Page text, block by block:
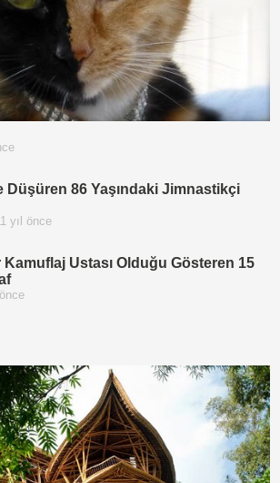
Düşüren 86 Yaşındaki Jimnastikçi
yıl önce
Ustası Olduğu Gösteren 15